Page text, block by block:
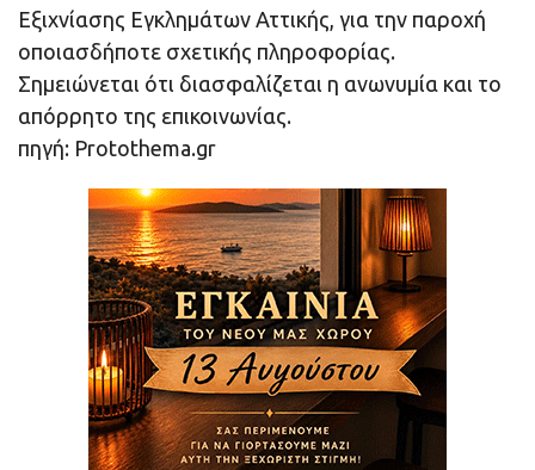
Εξιχνίασης Εγκλημάτων Αττικής, για την παροχή
οποιασδήποτε σχετικής πληροφορίας.
Σημειώνεται ότι διασφαλίζεται η ανωνυμία και το
απόρρητο της επικοινωνίας.
πηγή: Protothema.gr